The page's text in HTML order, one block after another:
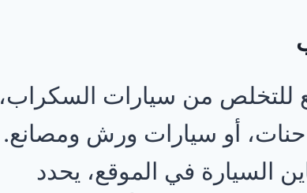
من سيارات السكراب،
أو سيارات ورش ومصانع.
السيارة في الموقع، يحدد